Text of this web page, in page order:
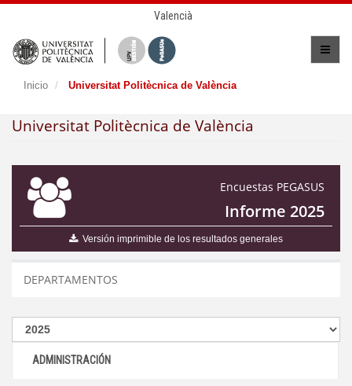
Valencià
Inicio Universitat Politècnica de València
Universitat Politècnica de València
Encuestas PEGASUS
Informe 2025
Versión imprimible de los resultados generales
DEPARTAMENTOS
ADMINISTRACIÓN